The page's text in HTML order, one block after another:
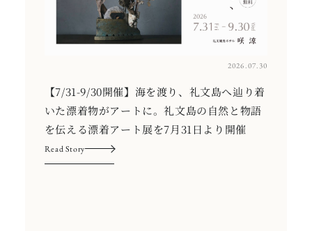
2026.07.30
【7/31-9/30開催】海を渡り、礼文島へ辿り着
いた漂着物がアートに。礼文島の自然と物語
を伝える漂着アート展を7月31日より開催
Read Story